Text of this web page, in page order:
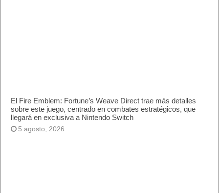
El Fire Emblem: Fortune’s Weave Direct trae más detalles
sobre este juego, centrado en combates estratégicos, que